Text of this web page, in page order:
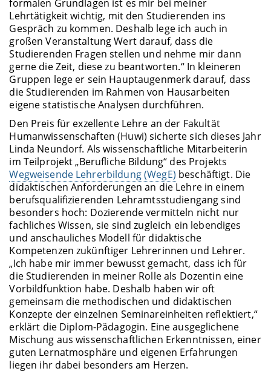
formalen Grundlagen ist es mir bei meiner
Lehrtätigkeit wichtig, mit den Studierenden ins
Gespräch zu kommen. Deshalb lege ich auch in
großen Veranstaltung Wert darauf, dass die
Studierenden Fragen stellen und nehme mir dann
gerne die Zeit, diese zu beantworten.“ In kleineren
Gruppen lege er sein Hauptaugenmerk darauf, dass
die Studierenden im Rahmen von Hausarbeiten
eigene statistische Analysen durchführen.
Den Preis für exzellente Lehre an der Fakultät
Humanwissenschaften (Huwi) sicherte sich dieses Jahr
Linda Neundorf. Als wissenschaftliche Mitarbeiterin
im Teilprojekt „Berufliche Bildung“ des Projekts
Wegweisende Lehrerbildung (WegE) beschäftigt. Die
didaktischen Anforderungen an die Lehre in einem
berufsqualifizierenden Lehramtsstudiengang sind
besonders hoch: Dozierende vermitteln nicht nur
fachliches Wissen, sie sind zugleich ein lebendiges
und anschauliches Modell für didaktische
Kompetenzen zukünftiger Lehrerinnen und Lehrer.
„Ich habe mir immer bewusst gemacht, dass ich für
die Studierenden in meiner Rolle als Dozentin eine
Vorbildfunktion habe. Deshalb haben wir oft
gemeinsam die methodischen und didaktischen
Konzepte der einzelnen Seminareinheiten reflektiert,“
erklärt die Diplom-Pädagogin. Eine ausgeglichene
Mischung aus wissenschaftlichen Erkenntnissen, einer
guten Lernatmosphäre und eigenen Erfahrungen
liegen ihr dabei besonders am Herzen.